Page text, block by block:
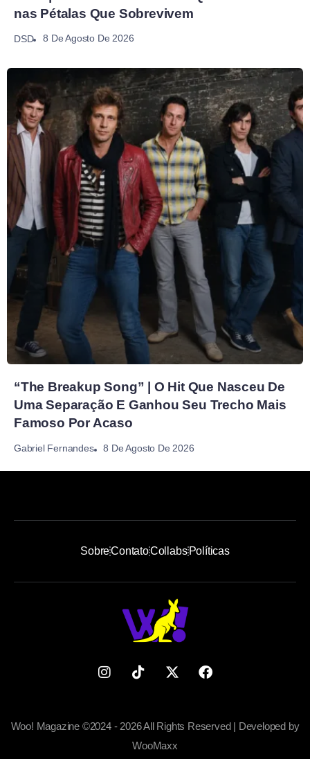
nas Pétalas Que Sobrevivem
DSD 8 De Agosto De 2026
“The Breakup Song” | O Hit Que Nasceu De
Uma Separação E Ganhou Seu Trecho Mais
Famoso Por Acaso
Gabriel Fernandes 8 De Agosto De 2026
SobreContatoCollabsPolíticas
Woo! Magazine ©2024 - 2026 All Rights Reserved | Developed by
WooMaxx